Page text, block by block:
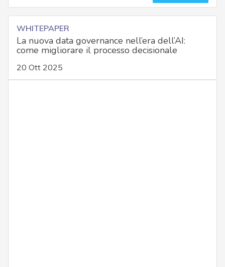
WHITEPAPER
La nuova data governance nell’era dell’AI:
come migliorare il processo decisionale
20 Ott 2025